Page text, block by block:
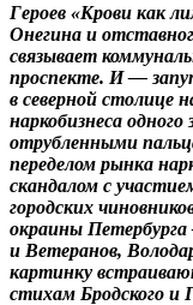
Героев «Крови как
Онегина и
связывает
проспекте. И —
в северной столице
наркобизнеса
отрубленными
переделом рынка
скандалом с
городских
окраины
и Ветеранов,
картинку
стихам Бродского и